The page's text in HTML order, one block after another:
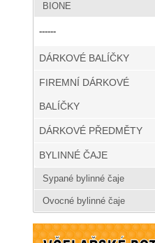
BIONE
------
DÁRKOVÉ BALÍČKY
FIREMNÍ DÁRKOVÉ
BALÍČKY
DÁRKOVÉ PŘEDMĚTY
BYLINNÉ ČAJE
Sypané bylinné čaje
Ovocné bylinné čaje